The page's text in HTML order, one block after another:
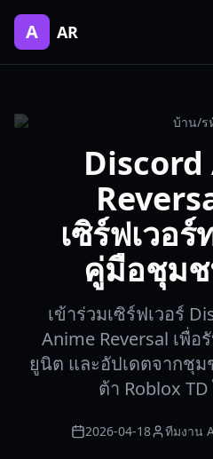
A AR
บ้าน/ร
เซิร์ฟเวอ
คู่มือชุม
เข้าร่วมเซิร์ฟเวอร์
Anime Reversal เพื่
ยูนิต และอัปเดตจากชุม
ต้า Roblox
2026-04-18 ทีมงาน